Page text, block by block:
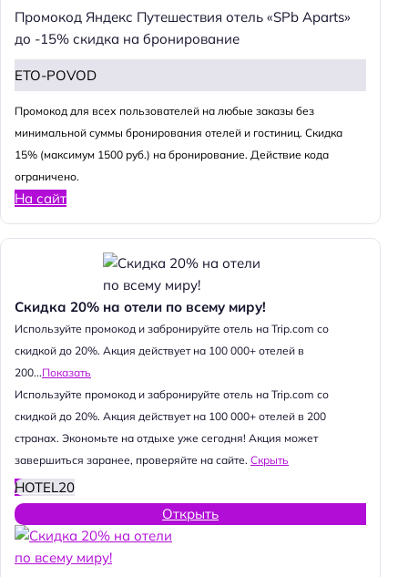
Промокод Яндекс Путешествия отель «SPb Aparts»
до -15% скидка на бронирование
ETO-POVOD
Промокод для всех пользователей на любые заказы без
минимальной суммы бронирования отелей и гостиниц. Скидка
15% (максимум 1500 руб.) на бронирование. Действие кода
ограничено.
На сайт
Скидка 20% на отели по всему миру!
Используйте промокод и забронируйте отель на Trip.com со
скидкой до 20%. Акция действует на 100 000+ отелей в
200...Показать
Используйте промокод и забронируйте отель на Trip.com со
скидкой до 20%. Акция действует на 100 000+ отелей в 200
странах. Экономьте на отдыхе уже сегодня! Акция может
завершиться заранее, проверяйте на сайте. Скрыть
HOTEL20
Открыть